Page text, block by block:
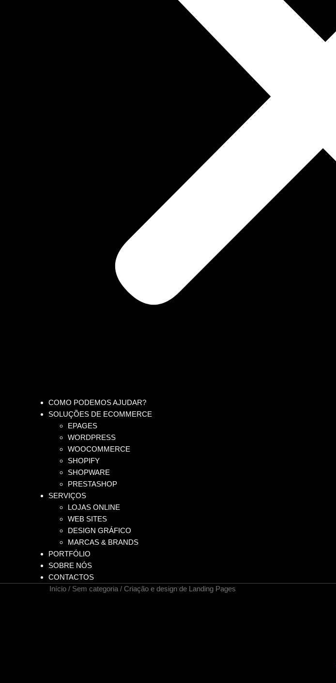
COMO PODEMOS AJUDAR?
SOLUÇÕES DE ECOMMERCE
EPAGES
WORDPRESS
WOOCOMMERCE
SHOPIFY
SHOPWARE
PRESTASHOP
SERVIÇOS
LOJAS ONLINE
WEB SITES
DESIGN GRÁFICO
MARCAS & BRANDS
PORTFÓLIO
SOBRE NÓS
CONTACTOS
Início / Sem categoria / Criação e design de Landing Pages